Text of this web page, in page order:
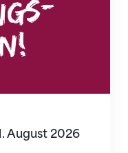
August 2026